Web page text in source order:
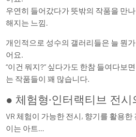
우연히 들어갔다가 뜻밖의 작품을 만
해지는 느낌.
개인적으로 성수의 갤러리들은 늘 뭔
어요.
“이건 뭐지?” 싶다가도 한참 들여다보
는 작품들이 꽤 많습니다.
● 체험형·인터랙티브 전시
VR 체험이 가능한 전시, 향기를 활용한
이는 아트…